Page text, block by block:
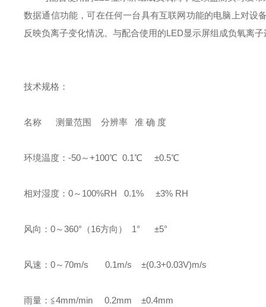
数据通信功能，可在任何一台具有互联网功能的电脑上对设
反映负离子变化情况。与配合使用的LED显示屏组成负氧离
技术规格：
名称 测量范围 分辨率 准 确 度
环境温度：-50～+100℃ 0.1℃ ±0.5℃
相对湿度：0～100%RH 0.1% ±3% RH
风向：0～360°（16方向） 1° ±5°
风速：0～70m/s 0.1m/s ±(0.3+0.03V)m/s
雨量：≦4mm/min 0.2mm ±0.4mm